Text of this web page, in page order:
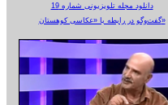
دانلود مجله تلویزیونی شماره 19
گفت‌وگو در رابطه با «عکاسی کوهستان»